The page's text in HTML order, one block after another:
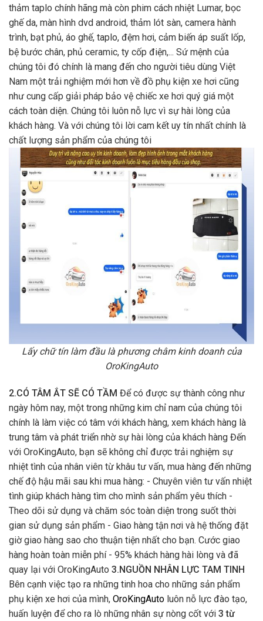
thảm taplo chính hãng mà còn phim cách nhiệt Lumar, bọc
ghế da, màn hình dvd android, thảm lót sàn, camera hành
trình, bạt phủ, áo ghế, taplo, đệm hơi, cảm biến áp suất lốp,
bệ bước chân, phủ ceramic, ty cốp điện,... Sứ mệnh của
chúng tôi đó chính là mang đến cho người tiêu dùng Việt
Nam một trải nghiệm mới hơn về đồ phụ kiện xe hơi cũng
như cung cấp giải pháp bảo vệ chiếc xe hơi quý giá một
cách toàn diện. Chúng tôi luôn nỗ lực vì sự hài lòng của
khách hàng. Và với chúng tôi lời cam kết uy tín nhất chính là
chất lượng sản phẩm của chúng tôi
Lấy chữ tín làm đầu là phương châm kinh doanh của
OroKingAuto
2.CÓ TÂM ẮT SẼ CÓ TẦM Để có được sự thành công như
ngày hôm nay, một trong những kim chỉ nam của chúng tôi
chính là làm việc có tâm với khách hàng, xem khách hàng là
trung tâm và phát triển nhờ sự hài lòng của khách hàng Đến
với OroKingAuto, bạn sẽ không chỉ được trải nghiệm sự
nhiệt tình của nhân viên từ khâu tư vấn, mua hàng đến những
chế độ hậu mãi sau khi mua hàng: - Chuyên viên tư vấn nhiệt
tình giúp khách hàng tìm cho mình sản phẩm yêu thích -
Theo dõi sử dụng và chăm sóc toàn diện trong suốt thời
gian sử dụng sản phẩm - Giao hàng tận nơi và hệ thống đặt
giờ giao hàng sao cho thuận tiện nhất cho bạn. Cước giao
hàng hoàn toàn miễn phí - 95% khách hàng hài lòng và đã
quay lại với OroKingAuto 3.NGUỒN NHÂN LỰC TAM TINH
Bên cạnh việc tạo ra những tinh hoa cho những sản phẩm
phụ kiện xe hơi của mình, OroKingAuto luôn nỗ lực đào tạo,
huấn luyện để cho ra lò những nhân sự nòng cốt với 3 từ